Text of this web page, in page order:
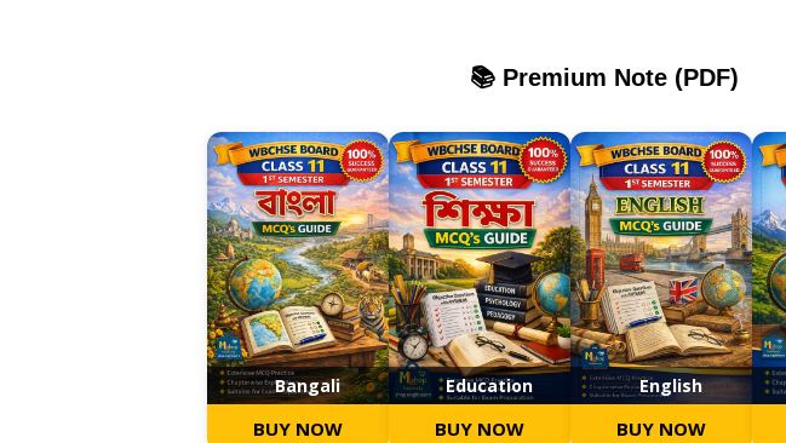
📚 Premium Note (PDF)
Bangali
BUY NOW
Education
BUY NOW
English
BUY NOW